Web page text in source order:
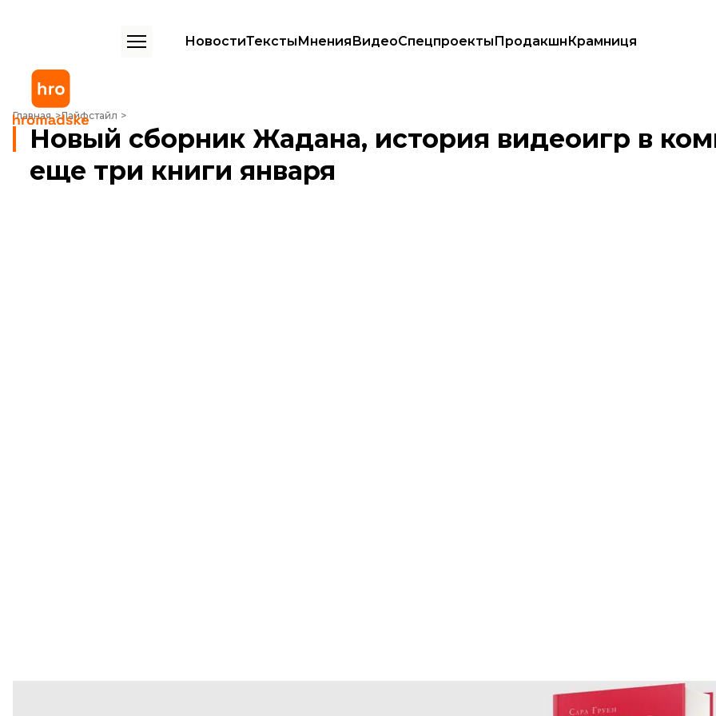
НовостиТекстыМненияВидеоСпецпроектыПродакшнКрамниця
Главная Лайфстайл
Новый сборник Жадана, история видеоигр в комиксах и еще три книги января
Новый сборник Жадана, история видеоигр в
еще три книги января
В год пандемии нам особенно не хватало возможностей получать новый опыт. Однако мы постепенно
Путешествуем благодаря тревел-передачам, погружаемся в чужую эпоху с помощью нового